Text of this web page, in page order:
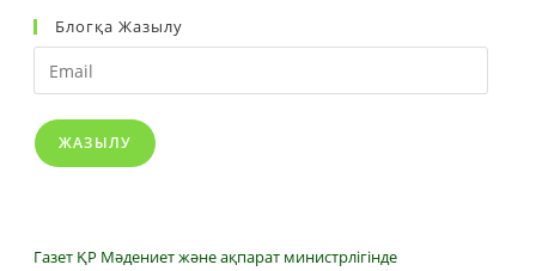
Блогқа Жазылу
Email
ЖАЗЫЛУ
Газет ҚР Мәдениет және ақпарат министрлігінде